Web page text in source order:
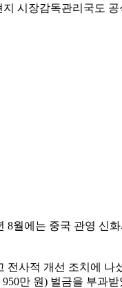
시장감독관리국도
월에는 중국 관영
사적 개선 조치에
만 원) 벌금을 부과받